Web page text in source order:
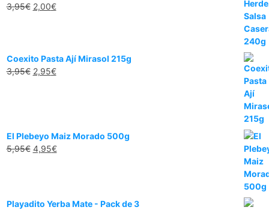
3,95€ 2,00€
Coexito Pasta Ají Mirasol 215g
3,95€ 2,95€
El Plebeyo Maiz Morado 500g
5,95€ 4,95€
Playadito Yerba Mate - Pack de 3